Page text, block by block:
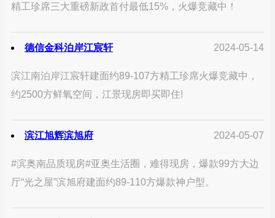
精工珍席三大重磅新政首付最低15%，火爆竞藏中！
德信金科泊岸江宸轩 2024-05-14
滨江南泊岸江宸轩建面约89-107方精工珍席火爆竞藏中，
约2500方鲜氧空间，江景现房即买即住!
滨江旭辉滨旭府 2024-05-07
#滨奥南品质现房#亚奥生活圈，难得现房，爆款99方大边
厅“光之屋”滨旭府建面约89-110方爆款神户型。